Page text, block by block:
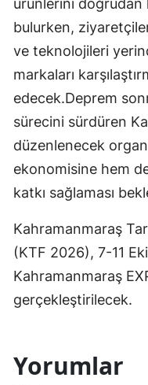
ürünlerini doğrudan
bulurken,
ve teknolojileri
markaları
edecek.Deprem
sürecini sürdüren
düzenlenecek
ekonomisine hem
katkı sağlaması
Kahramanmaraş
(KTF 2026), 7-11
Kahramanmaraş
gerçekleştirilecek.
Yorumlar